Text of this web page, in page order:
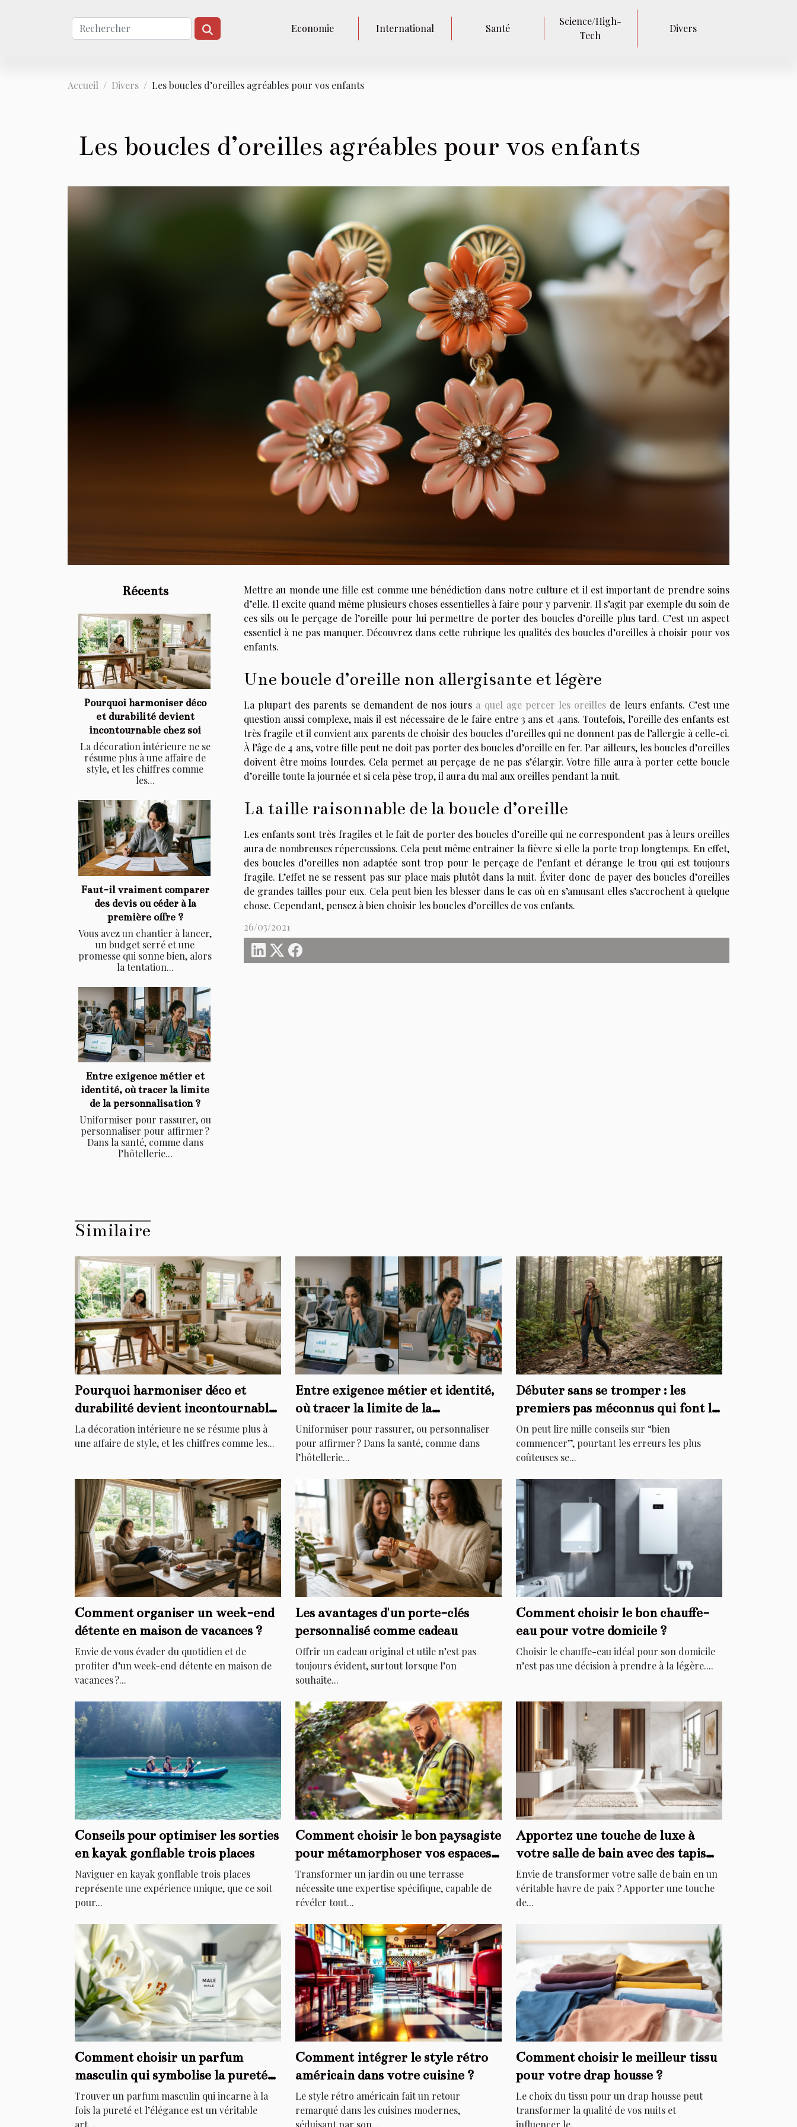
Economie International Santé
Science/High-
Tech
Divers
Accueil Divers Les boucles d’oreilles agréables pour vos enfants
Les boucles d’oreilles agréables pour vos enfants
Récents
Pourquoi harmoniser déco
et durabilité devient
incontournable chez soi
La décoration intérieure ne se
résume plus à une affaire de
style, et les chiffres comme
les...
Faut-il vraiment comparer
des devis ou céder à la
première offre ?
Vous avez un chantier à lancer,
un budget serré et une
promesse qui sonne bien, alors
la tentation...
Entre exigence métier et
identité, où tracer la limite
de la personnalisation ?
Uniformiser pour rassurer, ou
personnaliser pour affirmer ?
Dans la santé, comme dans
l’hôtellerie...
Mettre au monde une fille est comme une bénédiction dans notre culture et il est important de prendre soins
d’elle. Il excite quand même plusieurs choses essentielles à faire pour y parvenir. Il s’agit par exemple du soin de
ces sils ou le perçage de l’oreille pour lui permettre de porter des boucles d’oreille plus tard. C’est un aspect
essentiel à ne pas manquer. Découvrez dans cette rubrique les qualités des boucles d’oreilles à choisir pour vos
enfants.
Une boucle d’oreille non allergisante et légère
La plupart des parents se demandent de nos jours a quel age percer les oreilles de leurs enfants. C’est une
question aussi complexe, mais il est nécessaire de le faire entre 3 ans et 4 ans. Toutefois, l’oreille des enfants est
très fragile et il convient aux parents de choisir des boucles d’oreilles qui ne donnent pas de l’allergie à celle-ci.
À l’âge de 4 ans, votre fille peut ne doit pas porter des boucles d’oreille en fer. Par ailleurs, les boucles d’oreilles
doivent être moins lourdes. Cela permet au perçage de ne pas s’élargir. Votre fille aura à porter cette boucle
d’oreille toute la journée et si cela pèse trop, il aura du mal aux oreilles pendant la nuit.
La taille raisonnable de la boucle d’oreille
Les enfants sont très fragiles et le fait de porter des boucles d’oreille qui ne correspondent pas à leurs oreilles
aura de nombreuses répercussions. Cela peut même entrainer la fièvre si elle la porte trop longtemps. En effet,
des boucles d’oreilles non adaptée sont trop pour le perçage de l’enfant et dérange le trou qui est toujours
fragile. L’effet ne se ressent pas sur place mais plutôt dans la nuit. Éviter donc de payer des boucles d’oreilles
de grandes tailles pour eux. Cela peut bien les blesser dans le cas où en s’amusant elles s’accrochent à quelque
chose. Cependant, pensez à bien choisir les boucles d’oreilles de vos enfants.
26/03/2021
Similaire
Pourquoi harmoniser déco et
durabilité devient incontournable
chez soi
La décoration intérieure ne se résume plus à
une affaire de style, et les chiffres comme les...
Entre exigence métier et identité,
où tracer la limite de la
personnalisation ?
Uniformiser pour rassurer, ou personnaliser
pour affirmer ? Dans la santé, comme dans
l’hôtellerie...
Débuter sans se tromper : les
premiers pas méconnus qui font la
différence
On peut lire mille conseils sur “bien
commencer”, pourtant les erreurs les plus
coûteuses se...
Comment organiser un week-end
détente en maison de vacances ?
Envie de vous évader du quotidien et de
profiter d’un week-end détente en maison de
vacances ?...
Les avantages d'un porte-clés
personnalisé comme cadeau
Offrir un cadeau original et utile n’est pas
toujours évident, surtout lorsque l’on
souhaite...
Comment choisir le bon chauffe-
eau pour votre domicile ?
Choisir le chauffe-eau idéal pour son domicile
n’est pas une décision à prendre à la légère....
Conseils pour optimiser les sorties
en kayak gonflable trois places
Naviguer en kayak gonflable trois places
représente une expérience unique, que ce soit
pour...
Comment choisir le bon paysagiste
pour métamorphoser vos espaces
extérieurs ?
Transformer un jardin ou une terrasse
nécessite une expertise spécifique, capable de
révéler tout...
Apportez une touche de luxe à
votre salle de bain avec des tapis
élégants
Envie de transformer votre salle de bain en un
véritable havre de paix ? Apporter une touche
de...
Comment choisir un parfum
masculin qui symbolise la pureté
et l'élégance ?
Trouver un parfum masculin qui incarne à la
fois la pureté et l’élégance est un véritable
Comment intégrer le style rétro
américain dans votre cuisine ?
Le style rétro américain fait un retour
remarqué dans les cuisines modernes,
Comment choisir le meilleur tissu
pour votre drap housse ?
Le choix du tissu pour un drap housse peut
transformer la qualité de vos nuits et